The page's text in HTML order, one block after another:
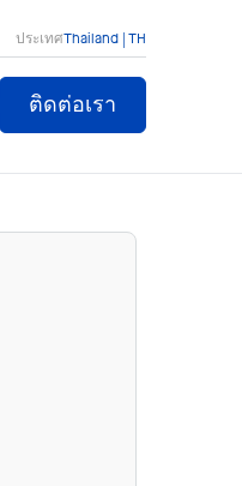
ประเทศThailand | TH
ติดต่อเรา